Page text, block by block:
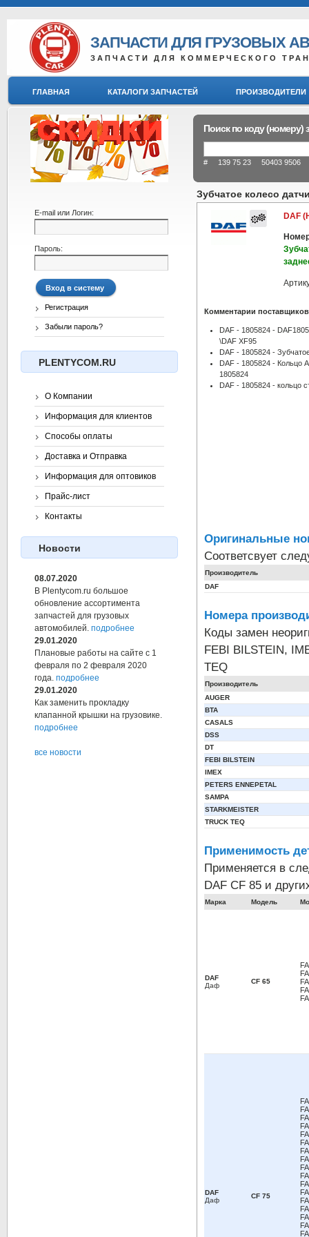
ЗАПЧАСТИ ДЛЯ ГРУЗОВЫХ
ЗАПЧАСТИ ДЛЯ КОММЕРЧЕСКОГО
ГЛАВНАЯ КАТАЛОГИ ЗАПЧАСТЕЙ ПРОИЗВОДИТЕЛИ
Поиск по коду (номеру)
# 139 75 23 50403 9506
Зубчатое колесо
DAF
Комментарии
DAF - 1805824 -
\DAF XF95
DAF - 1805824 -
DAF - 1805824 - Кольцо
1805824
DAF - 1805824 - кольцо
Оригинальные
Соответсвует
Производитель
DAF
Номера
Коды замен
FEBI BILSTEIN,
TEQ
Производитель
AUGER
BTA
CASALS
DSS
DT
FEBI BILSTEIN
IMEX
PETERS ENNEPETAL
SAMPA
STARKMEISTER
TRUCK TEQ
Применимость
Применяется в
DAF CF 85 и
Марка Модель
DAF
Даф
CF 65
DAF
Даф
CF 75
E-mail или Логин:
Пароль:
Регистрация
Забыли пароль?
PLENTYCOM.RU
О Компании
Информация для клиентов
Способы оплаты
Доставка и Отправка
Информация для оптовиков
Прайс-лист
Контакты
Новости
08.07.2020
В Plentycom.ru большое
обновление ассортимента
запчастей для грузовых
автомобилей. подробнее
29.01.2020
Плановые работы на сайте с 1
февраля по 2 февраля 2020
года. подробнее
29.01.2020
Как заменить прокладку
клапанной крышки на грузовике.
подробнее
все новости